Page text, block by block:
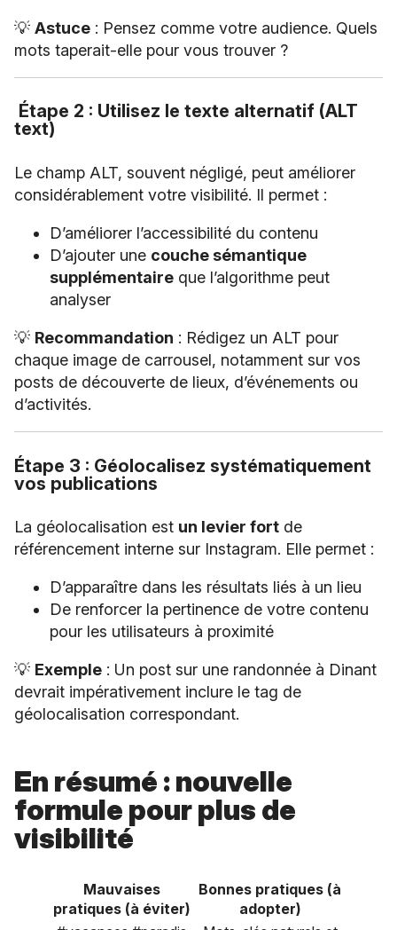
💡 Astuce : Pensez comme votre audience. Quels
mots taperait-elle pour vous trouver ?
Étape 2 : Utilisez le texte alternatif (ALT
text)
Le champ ALT, souvent négligé, peut améliorer
considérablement votre visibilité. Il permet :
D’améliorer l’accessibilité du contenu
D’ajouter une couche sémantique
supplémentaire que l’algorithme peut
analyser
💡 Recommandation : Rédigez un ALT pour
chaque image de carrousel, notamment sur vos
posts de découverte de lieux, d’événements ou
d’activités.
Étape 3 : Géolocalisez systématiquement
vos publications
La géolocalisation est un levier fort de
référencement interne sur Instagram. Elle permet :
D’apparaître dans les résultats liés à un lieu
De renforcer la pertinence de votre contenu
pour les utilisateurs à proximité
💡 Exemple : Un post sur une randonnée à Dinant
devrait impérativement inclure le tag de
géolocalisation correspondant.
En résumé : nouvelle
formule pour plus de
visibilité
Mauvaises
pratiques (à éviter)
Bonnes pratiques (à
adopter)